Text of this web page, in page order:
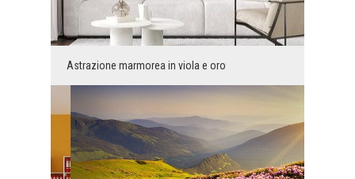
Astrazione marmorea in viola e oro